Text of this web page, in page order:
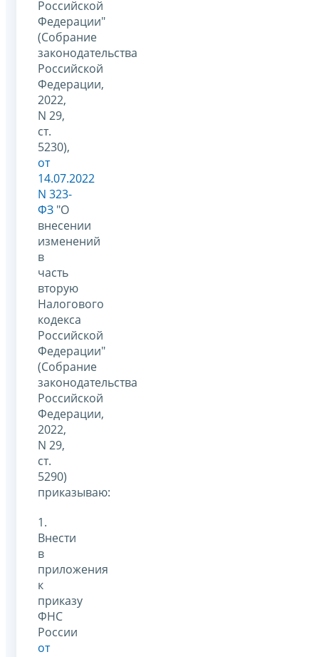
Российской
Федерации"
(Собрание
законодательства
Российской
Федерации,
2022,
N 29,
ст.
5230),
от
14.07.2022
N 323-
ФЗ "О
внесении
изменений
в
часть
вторую
Налогового
кодекса
Российской
Федерации"
(Собрание
законодательства
Российской
Федерации,
2022,
N 29,
ст.
5290)
приказываю:
1.
Внести
в
приложения
к
приказу
ФНС
России
от